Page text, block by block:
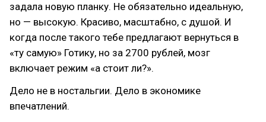
задала новую планку. Не обязательно идеальную,
но — высокую. Красиво, масштабно, с душой. И
когда после такого тебе предлагают вернуться в
«ту самую» Готику, но за 2700 рублей, мозг
включает режим «а стоит ли?».
Дело не в ностальгии. Дело в экономике
впечатлений.